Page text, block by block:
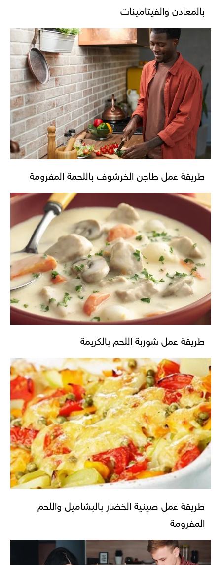
بالمعادن والفيتامينات
طريقة عمل طاجن الخرشوف باللحمة المفرومة
طريقة عمل شوربة اللحم بالكريمة
طريقة عمل صينية الخضار بالبشاميل واللحم
المفرومة